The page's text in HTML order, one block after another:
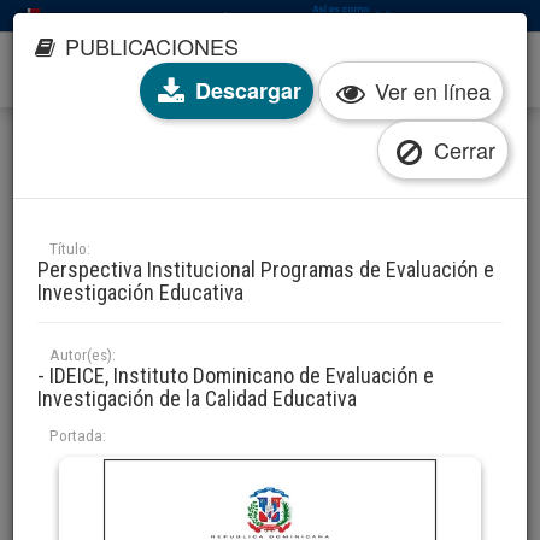
PUBLICACIONES
Descargar
Ver en línea
Cerrar
Título:
Perspectiva Institucional Programas de Evaluación e
Investigación Educativa
Autor(es):
- IDEICE, Instituto Dominicano de Evaluación e
Investigación de la Calidad Educativa
Portada:
Esta es una web oficial del Gobierno de la República Dominicana
Investigación Evaluación
Seleccione una opción
Filtrar por descriptor(es)
Seleccione una opción